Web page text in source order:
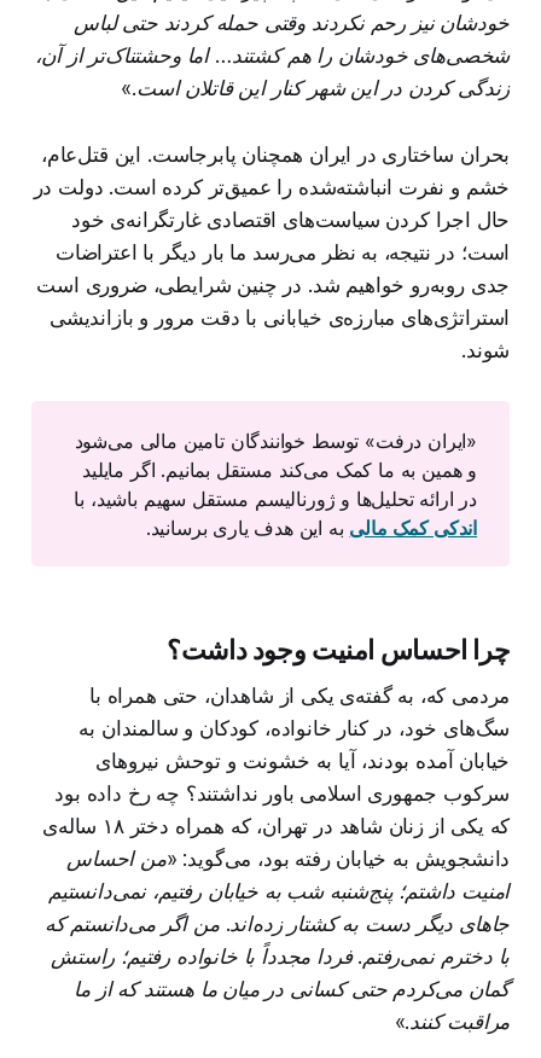
خودشان نیز رحم نکردند وقتی حمله کردند حتی لباس
شخصی‌های خودشان را هم کشتند… اما وحشتناک‌تر از آن،
زندگی کردن در این شهر کنار این قاتلان است.»
بحران ساختاری در ایران همچنان پابرجاست. این قتل‌عام،
خشم و نفرت انباشته‌شده را عمیق‌تر کرده است. دولت در
حال اجرا کردن سیاست‌های اقتصادی غارتگرانه‌ی خود
است؛ در نتیجه، به نظر می‌رسد ما بار دیگر با اعتراضات
جدی روبه‌رو خواهیم شد. در چنین شرایطی، ضروری است
استراتژی‌های مبارزه‌ی خیابانی با دقت مرور و بازاندیشی
شوند.
«ایران درفت» توسط خوانندگان تامین مالی می‌شود
و همین به ما کمک می‌کند مستقل بمانیم. اگر مایلید
در ارائه تحلیل‌ها و ژورنالیسم مستقل سهیم باشید، با
اندکی کمک مالی به این هدف یاری برسانید.
چرا احساس امنیت وجود داشت؟
مردمی که، به گفته‌ی یکی از شاهدان، حتی همراه با
سگ‌های خود، در کنار خانواده، کودکان و سالمندان به
خیابان آمده بودند، آیا به خشونت و توحش نیروهای
سرکوب جمهوری اسلامی باور نداشتند؟ چه رخ داده بود
که یکی از زنان شاهد در تهران، که همراه دختر ۱۸ ساله‌ی
دانشجویش به خیابان رفته بود، می‌گوید: «من احساس
امنیت داشتم؛ پنج‌شنبه شب به خیابان رفتیم، نمی‌دانستیم
جاهای دیگر دست به کشتار زده‌اند. من اگر می‌دانستم که
با دخترم نمی‌رفتم. فردا مجدداً با خانواده رفتیم؛ راستش
گمان می‌کردم حتی کسانی در میان ما هستند که از ما
مراقبت کنند.»